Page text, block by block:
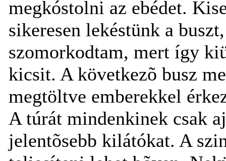
megkóstolni az ebédet.
sikeresen lekéstünk a
szomorkodtam, mert így
kicsit. A következõ busz
megtöltve emberekkel
A túrát mindenkinek csak
jelentõsebb kilátókat. A